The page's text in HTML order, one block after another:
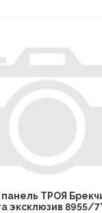
ТРОЯ
эксклюзив 8955/